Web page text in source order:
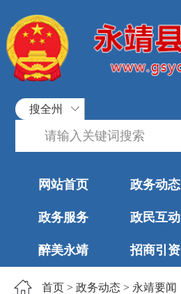
搜全州
网站首页 政务动态
政务服务 政民互动
醉美永靖 招商引资
首页 > 政务动态 > 永靖要闻